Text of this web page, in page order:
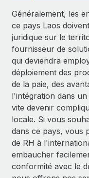
Généralement, les
ce pays Laos
juridique sur le
fournisseur de
qui deviendra
déploiement des
de la paie, des
l'intégration dans
vite devenir
locale. Si vous
dans ce pays, vous
de RH à
embaucher
conformité avec le